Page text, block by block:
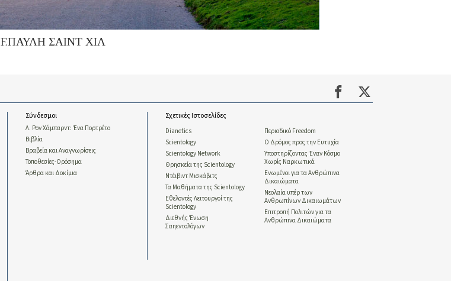
ΕΠΑΥΛΗ ΣΑΙΝΤ ΧΙΛ
Σύνδεσμοι
Λ. Ρον Χάμπαρντ: Ένα Πορτρέτο
Βιβλία
Βραβεία και Αναγνωρίσεις
Τοποθεσίες-Ορόσημα
Άρθρα και Δοκίμια
Σχετικές Ιστοσελίδες
Dianetics
Scientology
Scientology Network
Θρησκεία της Scientology
Ντέιβιντ Μισκάβιτς
Τα Μαθήματα της Scientology
Εθελοντές Λειτουργοί της
Scientology
Διεθνής Ένωση
Σαηεντολόγων
Περιοδικό Freedom
Ο Δρόμος προς την Ευτυχία
Υποστηρίζοντας Έναν Κόσμο
Χωρίς Ναρκωτικά
Ενωμένοι για τα Ανθρώπινα
Δικαιώματα
Νεολαία υπέρ των
Ανθρωπίνων Δικαιωμάτων
Επιτροπή Πολιτών για τα
Ανθρώπινα Δικαιώματα